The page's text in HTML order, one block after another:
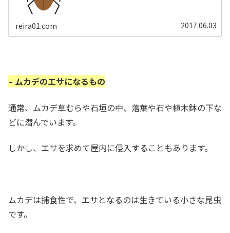
reira01.com 2017.06.03
– ムカデのエサになるもの
通常、ムカデ草むらや石垣の中、落葉や石や植木鉢の下な
どに潜んでいます。
しかし、エサを求めて屋内に侵入することもあります。
ムカデは捕食性で、エサとなるのは生きている小さな昆虫
です。